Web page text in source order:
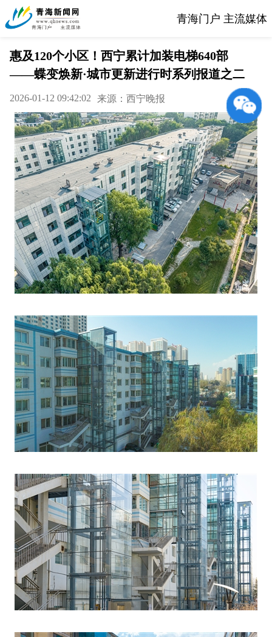
青海门户 主流媒体
惠及120个小区！西宁累计加装电梯640部
——蝶变焕新·城市更新进行时系列报道之二
2026-01-12 09:42:02 来源：西宁晚报